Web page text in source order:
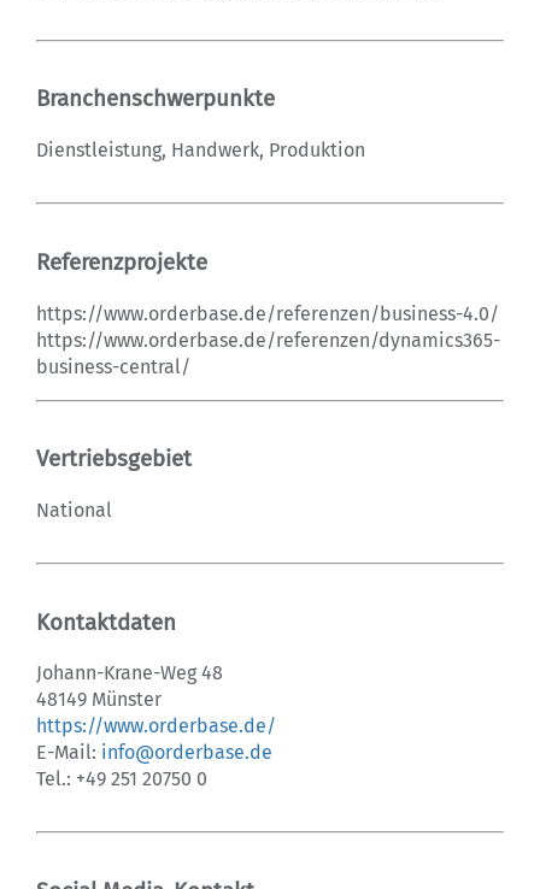
Branchenschwerpunkte
Dienstleistung, Handwerk, Produktion
Referenzprojekte
https://www.orderbase.de/referenzen/business-4.0/
https://www.orderbase.de/referenzen/dynamics365-
business-central/
Vertriebsgebiet
National
Kontaktdaten
Johann-Krane-Weg 48
48149 Münster
https://www.orderbase.de/
E-Mail: info@orderbase.de
Tel.: +49 251 20750 0